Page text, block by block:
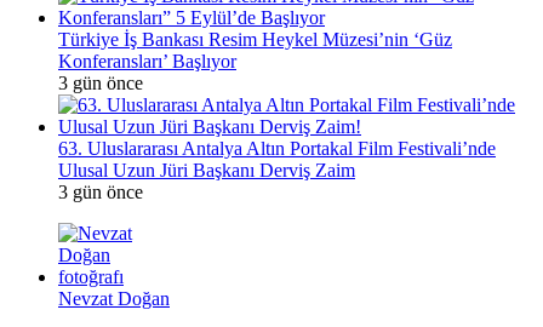
Türkiye İş Bankası Resim Heykel Müzesi’nin ‘Güz
Konferansları’ Başlıyor
3 gün önce
63. Uluslararası Antalya Altın Portakal Film Festivali’nde
Ulusal Uzun Jüri Başkanı Derviş Zaim
3 gün önce
Nevzat Doğan